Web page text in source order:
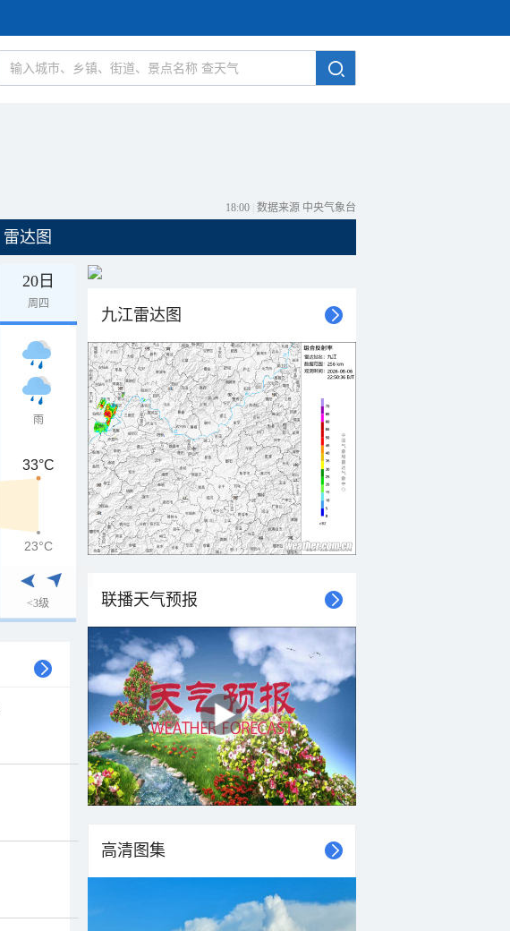
18:00 数据来源 中央气象台
雷达图
20日
周四
雨
<3级
33°C
23°C
九江雷达图
联播天气预报
高清图集